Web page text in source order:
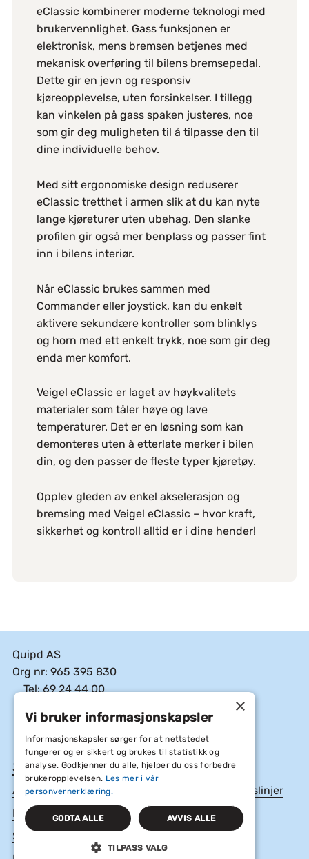
eClassic kombinerer moderne teknologi med
brukervennlighet. Gass funksjonen er
elektronisk, mens bremsen betjenes med
mekanisk overføring til bilens bremsepedal.
Dette gir en jevn og responsiv
kjøreopplevelse, uten forsinkelser. I tillegg
kan vinkelen på gass spaken justeres, noe
som gir deg muligheten til å tilpasse den til
dine individuelle behov.
Med sitt ergonomiske design reduserer
eClassic tretthet i armen slik at du kan nyte
lange kjøreturer uten ubehag. Den slanke
profilen gir også mer benplass og passer fint
inn i bilens interiør.
Når eClassic brukes sammen med
Commander eller joystick, kan du enkelt
aktivere sekundære kontroller som blinklys
og horn med ett enkelt trykk, noe som gir deg
enda mer komfort.
Veigel eClassic er laget av høykvalitets
materialer som tåler høye og lave
temperaturer. Det er en løsning som kan
demonteres uten å etterlate merker i bilen
din, og den passer de fleste typer kjøretøy.
Opplev gleden av enkel akselerasjon og
bremsing med Veigel eClassic – hvor kraft,
sikkerhet og kontroll alltid er i dine hender!
Quipd AS
Org nr: 965 395 830
Tel: 69 24 44 00
E-post: post@quipd.no
Jobb hos oss
Åpenhetsloven, Årsrapporter og etiske retningslinjer
Informasjonskapsler og personvern
Salgsvilkår
×
Vi bruker informasjonskapsler
Informasjonskapsler sørger for at nettstedet
fungerer og er sikkert og brukes til statistikk og
analyse. Godkjenner du alle, hjelper du oss forbedre
brukeropplevelsen. Les mer i vår
personvernerklæring.
GODTA ALLE AVVIS ALLE
TILPASS VALG